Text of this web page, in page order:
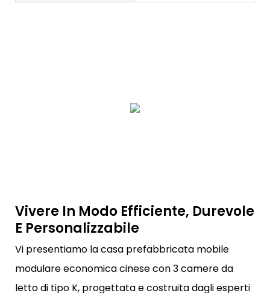
Vivere In Modo Efficiente, Durevole
E Personalizzabile
Vi presentiamo la casa prefabbricata mobile
modulare economica cinese con 3 camere da
letto di tipo K, progettata e costruita dagli esperti